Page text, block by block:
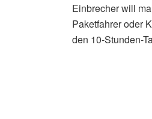
Einbrecher will
Paketfahrer oder
den 10-Stunden-